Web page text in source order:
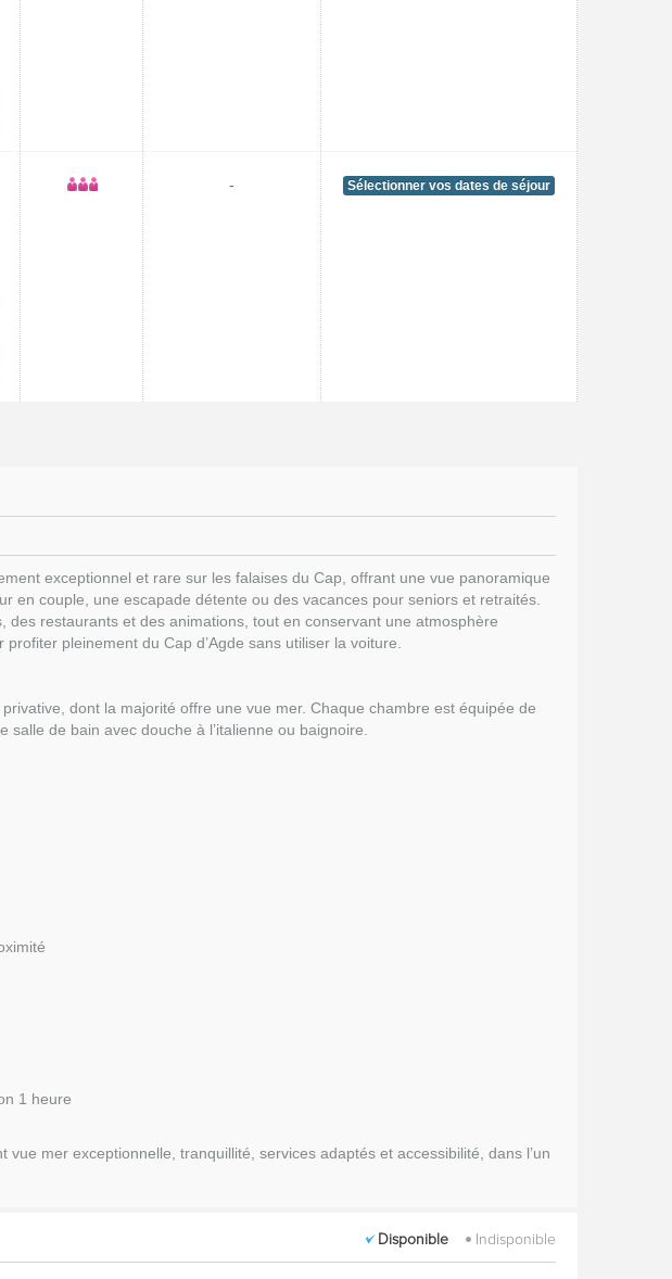
- Sélectionner vos dates de séjour
exceptionnel et rare sur les falaises du Cap, offrant une vue panoramique
couple, une escapade détente ou des vacances pour seniors et retraités.
des restaurants et des animations, tout en conservant une atmosphère
pleinement du Cap d’Agde sans utiliser la voiture.
dont la majorité offre une vue mer. Chaque chambre est équipée de
de bain avec douche à l’italienne ou baignoire.
1 heure
vue mer exceptionnelle, tranquillité, services adaptés et accessibilité, dans l’un
Disponible Indisponible